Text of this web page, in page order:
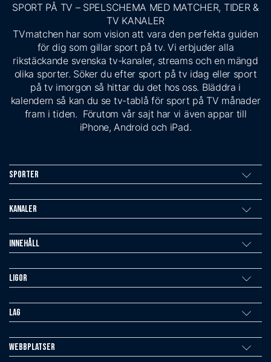
SPORT PÅ TV – SPELSCHEMA MED MATCHER, TIDER &
TV KANALER
TVmatchen har som vision att vara den perfekta guiden
för dig som gillar sport på tv. Vi erbjuder alla
rikstäckande svenska tv-kanaler, streams och en mängd
olika sporter. Söker du efter sport på tv idag eller sport
på tv imorgon så hittar du det hos oss. Bläddra i
kalendern så kan du se tv-tablå för sport på TV månader
fram i tiden. Förutom vår sajt har vi även appar till
iPhone, Android och iPad.
Sporter
Kanaler
Innehåll
Ligor
Lag
Webbplatser